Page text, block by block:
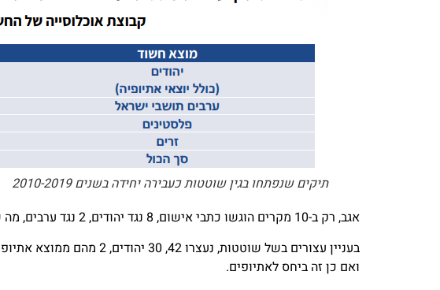
תיקים שנפתחו בגין שוטטות כעבירה יחידה בשנים 2010-2019
אגב, רק ב-10 מקרים הוגשו כתבי אישום, 8 נגד יהודים, 2 נגד ערבים, מה שמשקף את החלוקה באוכלוסיה.
ואם כן זה ביחס לאתיופים.